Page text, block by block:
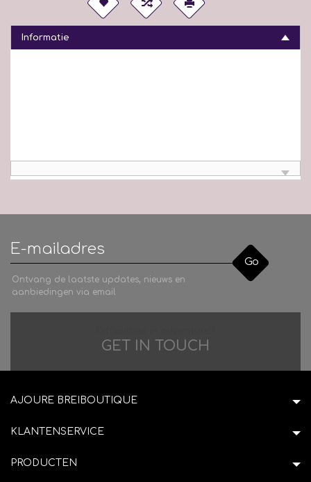
Informatie
Go
Ontvang de laatste updates, nieuws en
aanbiedingen via email
GET IN TOUCH
AJOURE BREIBOUTIQUE
KLANTENSERVICE
PRODUCTEN